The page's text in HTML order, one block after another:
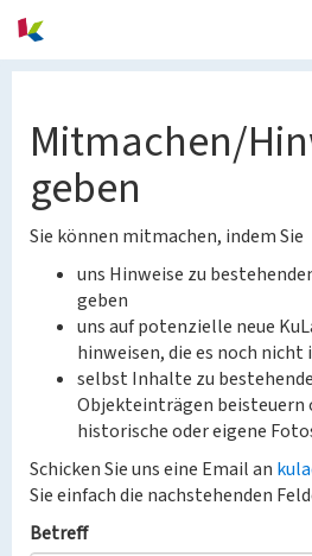
Mitmachen/
geben
Sie können mitmachen, indem Sie
uns Hinweise zu
geben
uns auf potenzielle neue
hinweisen, die es noch
selbst Inhalte zu
Objekteinträgen beisteuern
historische oder eigene
Schicken Sie uns eine Email an
Sie einfach die nachstehenden
Betreff